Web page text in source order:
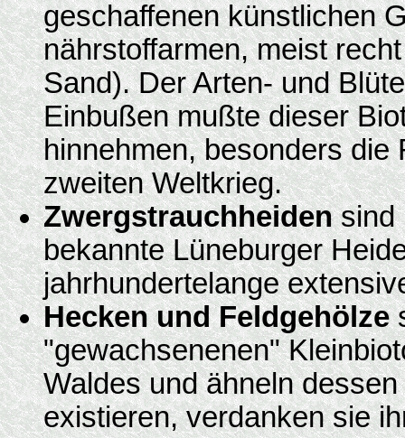
geschaffenen künstlichen
nährstoffarmen, meist
Sand). Der Arten- und
Einbußen mußte dieser
hinnehmen, besonders die
zweiten Weltkrieg.
Zwergstrauchheidensind
bekannte Lüneburger
jahrhundertelange
Hecken und Feldgehölze
"gewachsenenen"
Waldes und ähneln
existieren, verdanken sie